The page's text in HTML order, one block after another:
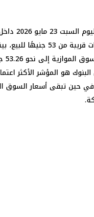
السبت 23 مايو 2026
عند مستويات قريبة من 53
الموازية
البنوك هو المؤشر الأكثر
في حين تبقى أسعار السوق